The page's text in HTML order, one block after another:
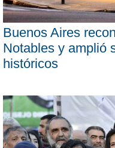
Buenos Aires
Notables y amplió
históricos